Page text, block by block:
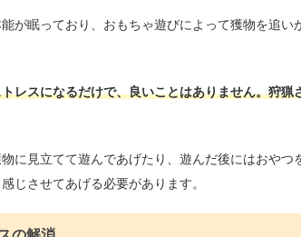
が眠っており、おもちゃ遊びによって獲物を追い
レスになるだけで、良いことはありません。狩猟
に見立てて遊んであげたり、遊んだ後にはおやつ
じさせてあげる必要があります。